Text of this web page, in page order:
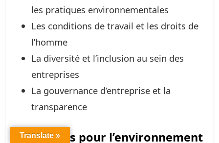
les pratiques environnementales
Les conditions de travail et les droits de
l’homme
La diversité et l’inclusion au sein des
entreprises
La gouvernance d’entreprise et la
transparence
Avantages pour l’environnement
Translate »